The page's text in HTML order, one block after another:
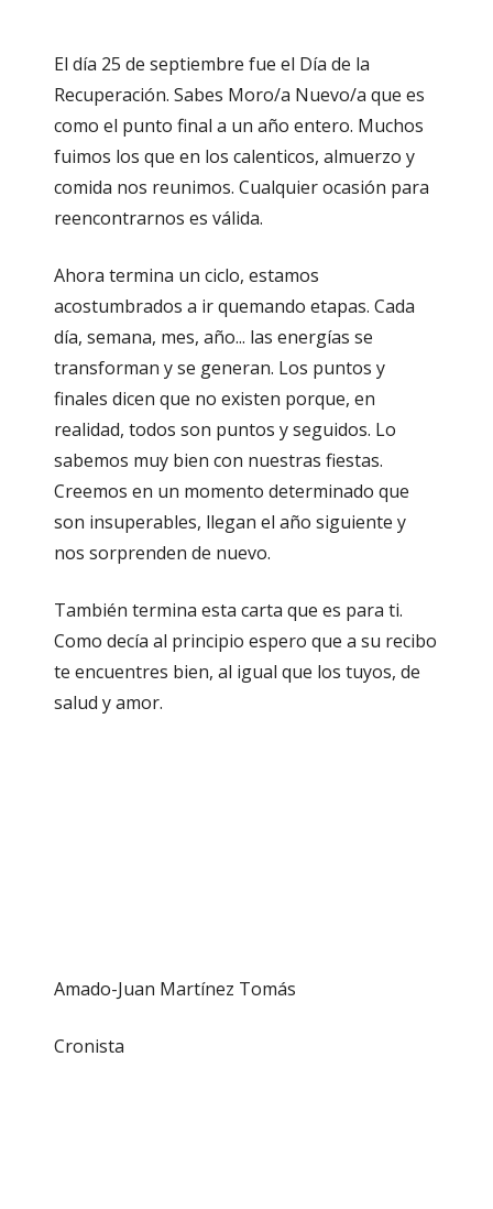
El día 25 de septiembre fue el Día de la
Recuperación. Sabes Moro/a Nuevo/a que es
como el punto final a un año entero. Muchos
fuimos los que en los calenticos, almuerzo y
comida nos reunimos. Cualquier ocasión para
reencontrarnos es válida.
Ahora termina un ciclo, estamos
acostumbrados a ir quemando etapas. Cada
día, semana, mes, año... las energías se
transforman y se generan. Los puntos y
finales dicen que no existen porque, en
realidad, todos son puntos y seguidos. Lo
sabemos muy bien con nuestras fiestas.
Creemos en un momento determinado que
son insuperables, llegan el año siguiente y
nos sorprenden de nuevo.
También termina esta carta que es para ti.
Como decía al principio espero que a su recibo
te encuentres bien, al igual que los tuyos, de
salud y amor.
Amado-Juan Martínez Tomás
Cronista